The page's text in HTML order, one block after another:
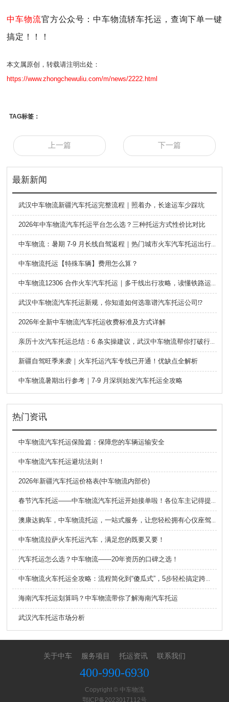
中车物流官方公众号：中车物流轿车托运，查询下单一键
搞定！！！
本文属原创，转载请注明出处：
https://www.zhongchewuliu.com/m/news/2222.html
TAG标签：
上一篇 下一篇
最新新闻
武汉中车物流新疆汽车托运完整流程｜照着办，长途运车少踩坑
2026年中车物流汽车托运平台怎么选？三种托运方式性价比对比
中车物流：暑期 7-9 月长线自驾返程｜热门城市火车汽车托运出行全攻略
中车物流托运【特殊车辆】费用怎么算？
中车物流12306 合作火车汽车托运｜多干线出行攻略，读懂铁路运车的优势与避坑要点
武汉中车物流汽车托运新规，你知道如何选靠谱汽车托运公司⁉️
2026年全新中车物流汽车托运收费标准及方式详解
亲历十次汽车托运总结：6 条实操建议，武汉中车物流帮你打破行业信息差
新疆自驾旺季来袭｜火车托运汽车专线已开通！优缺点全解析
中车物流暑期出行参考｜7-9 月深圳始发汽车托运全攻略
热门资讯
​中车物流汽车托运保险篇：保障您的车辆运输安全
中车物流汽车托运避坑法则！
2026年新疆汽车托运价格表(中车物流内部价)
澳康达购车，中车物流托运，一站式服务，让您轻松拥有心仪座驾！
中车物流拉萨火车托运汽车，满足您的既要又要！
汽车托运怎么选？中车物流——20年资历的口碑之选！
中车物流火车托运全攻略：流程简化到“傻瓜式”，5步轻松搞定跨省运车！
海南汽车托运划算吗？中车物流带你了解海南汽车托运
武汉汽车托运市场分析
关于中车 服务项目 托运资讯 联系我们
400-990-6930
Copyright © 中车物流
鄂ICP备2023017112号